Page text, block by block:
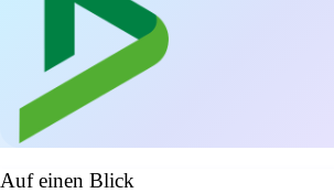
Auf einen Blick